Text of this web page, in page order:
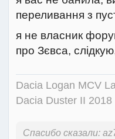
переливання з
я не власник
про Зєвса,
Dacia Logan MCV
Dacia Duster II 2018
Спасибо сказали: